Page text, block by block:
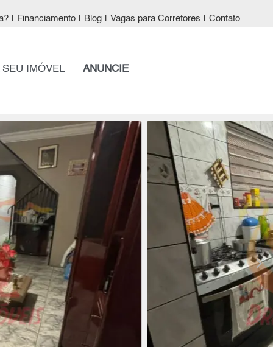
Financiamento Blog Vagas para Corretores Contato
IMÓVEL ANUNCIE